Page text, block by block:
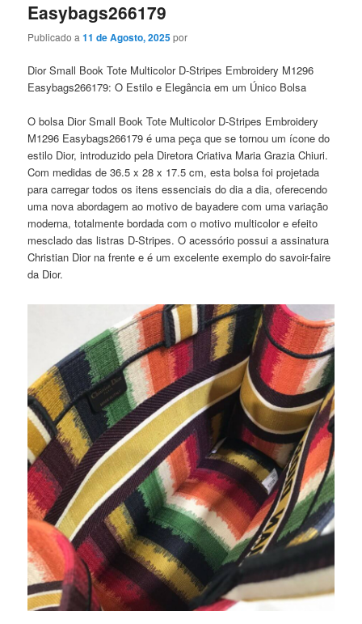
Easybags266179
Publicado a11 de Agosto, 2025por
Dior Small Book Tote Multicolor D-Stripes Embroidery M1296
Easybags266179: O Estilo e Elegância em um Único Bolsa
O bolsa Dior Small Book Tote Multicolor D-Stripes Embroidery
M1296 Easybags266179 é uma peça que se tornou um ícone do
estilo Dior, introduzido pela Diretora Criativa Maria Grazia Chiuri.
Com medidas de 36.5 x 28 x 17.5 cm, esta bolsa foi projetada
para carregar todos os itens essenciais do dia a dia, oferecendo
uma nova abordagem ao motivo de bayadere com uma variação
moderna, totalmente bordada com o motivo multicolor e efeito
mesclado das listras D-Stripes. O acessório possui a assinatura
Christian Dior na frente e é um excelente exemplo do savoir-faire
da Dior.